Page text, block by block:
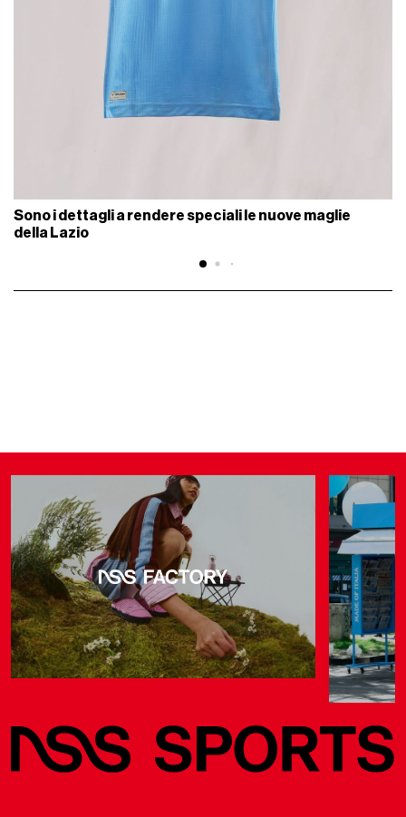
Sono i dettagli a rendere speciali le nuove maglie
della Lazio